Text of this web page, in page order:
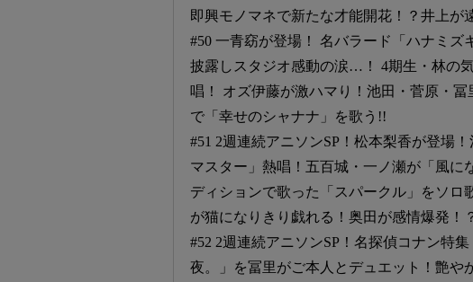
即興モノマネで新たな才能開花！？井上が
#50 一青窈が登場！ 名バラード「ハナミ
披露しスタジオ感動の涙…！ 4期生・林の
唱！ オズ伊藤が激ハマり！池田・菅原・
で「幸せのシャナナ」を歌う!!
#51 2週連続アニソンSP！松本梨香が登場
マスター」熱唱！五百城・一ノ瀬が「風に
ディションで歌った「スパークル」をソロ
が猫になりきり戯れる！奥田が感情爆発！
#52 2週連続アニソンSP！名探偵コナン特
夜。」を冨里がご本人とデュエット！艶や